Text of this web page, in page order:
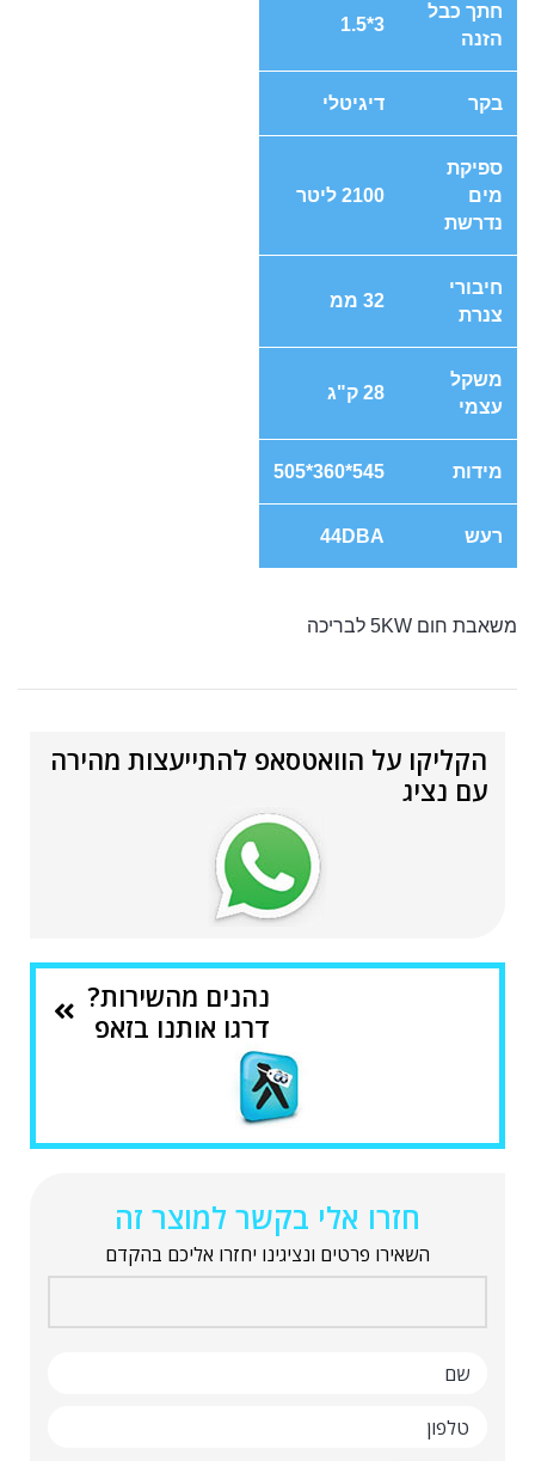
חתך כבל
הזנה
3*1.5
בקר דיגיטלי
ספיקת
מים
נדרשת
2100 ליטר
חיבורי
צנרת
32 ממ
משקל
עצמי
28 ק"ג
מידות 545*360*505
רעש 44DBA
משאבת חום 5KW לבריכה
הקליקו על הוואטסאפ להתייעצות מהירה
עם נציג
נהנים מהשירות?
דרגו אותנו בזאפ
חזרו אלי בקשר למוצר זה
השאירו פרטים ונציגינו יחזרו אליכם בהקדם